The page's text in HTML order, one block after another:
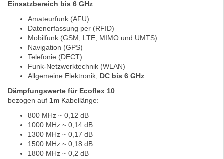
Einsatzbereich bis 6 GHz
Amateurfunk (AFU)
Datenerfassung per (RFID)
Mobilfunk (GSM, LTE, MIMO und UMTS)
Navigation (GPS)
Telefonie (DECT)
Funk-Netzwerktechnik (WLAN)
Allgemeine Elektronik, DC bis 6 GHz
Dämpfungswerte für Ecoflex 10
bezogen auf 1m Kabellänge:
800 MHz ~ 0,12 dB
1000 MHz ~ 0,14 dB
1300 MHz ~ 0,17 dB
1500 MHz ~ 0,18 dB
1800 MHz ~ 0,2 dB